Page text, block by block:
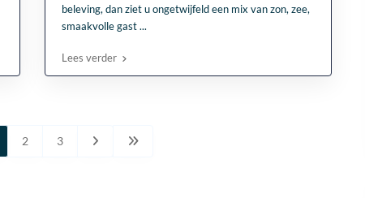
beleving, dan ziet u ongetwijfeld een mix van zon, zee,
smaakvolle gast...
Lees verder
2 3